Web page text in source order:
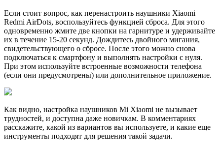
Если стоит вопрос, как перенастроить наушники Xiaomi
Redmi AirDots, воспользуйтесь функцией сброса. Для этого
одновременно жмите две кнопки на гарнитуре и удерживайте
их в течение 15-20 секунд. Дождитесь двойного мигания,
свидетельствующего о сбросе. После этого можно снова
подключаться к смартфону и выполнять настройки с нуля.
При этом используйте встроенные возможности телефона
(если они предусмотрены) или дополнительное приложение.
Как видно, настройка наушников Mi Xiaomi не вызывает
трудностей, и доступна даже новичкам. В комментариях
расскажите, какой из вариантов вы используете, и какие еще
инструменты подходят для решения такой задачи.